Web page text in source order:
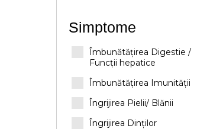
Simptome
Îmbunătățirea Digestie /
Funcții hepatice
Îmbunătățirea Imunității
Îngrijirea Pielii/ Blănii
Îngrijirea Dinților